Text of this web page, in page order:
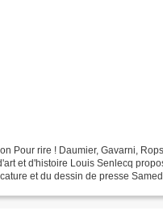
Pour rire ! Daumier, Gavarni,
et d'histoire Louis Senlecq
et du dessin de presse